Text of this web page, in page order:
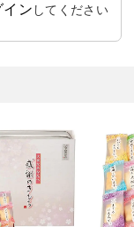
イン してください